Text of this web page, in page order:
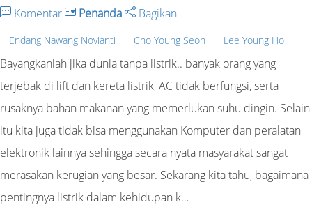
Komentar Penanda Bagikan
Endang Nawang Novianti Cho Young Seon Lee Young Ho
Bayangkanlah jika dunia tanpa listrik.. banyak orang yang
terjebak di lift dan kereta listrik, AC tidak berfungsi, serta
rusaknya bahan makanan yang memerlukan suhu dingin. Selain
itu kita juga tidak bisa menggunakan Komputer dan peralatan
elektronik lainnya sehingga secara nyata masyarakat sangat
merasakan kerugian yang besar. Sekarang kita tahu, bagaimana
pentingnya listrik dalam kehidupan k…